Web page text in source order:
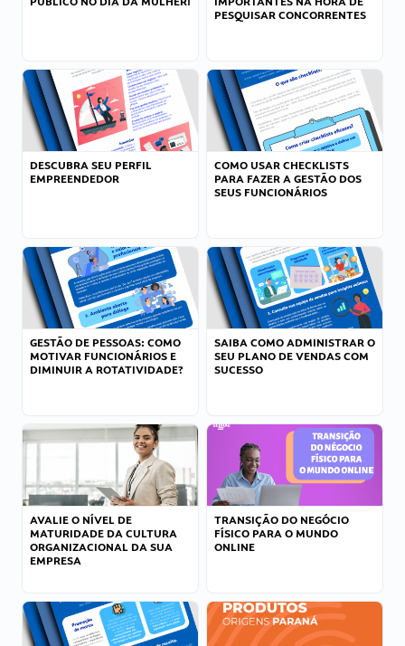
PESQUISAR CONCORRENTES
DESCUBRA SEU PERFIL
EMPREENDEDOR
COMO USAR CHECKLISTS
PARA FAZER A GESTÃO DOS
SEUS FUNCIONÁRIOS
GESTÃO DE PESSOAS: COMO
MOTIVAR FUNCIONÁRIOS E
DIMINUIR A ROTATIVIDADE?
SAIBA COMO ADMINISTRAR O
SEU PLANO DE VENDAS COM
SUCESSO
AVALIE O NÍVEL DE
MATURIDADE DA CULTURA
ORGANIZACIONAL DA SUA
EMPRESA
TRANSIÇÃO DO NEGÓCIO
FÍSICO PARA O MUNDO
ONLINE